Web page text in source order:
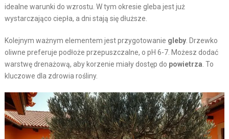
idealne warunki do wzrostu. W tym okresie gleba jest już
wystarczająco ciepła, a dni stają się dłuższe.
Kolejnym ważnym elementem jest przygotowanie gleby. Drzewko
oliwne preferuje podłoże przepuszczalne, o pH 6-7. Możesz dodać
warstwę drenażową, aby korzenie miały dostęp do powietrza . To
kluczowe dla zdrowia rośliny.